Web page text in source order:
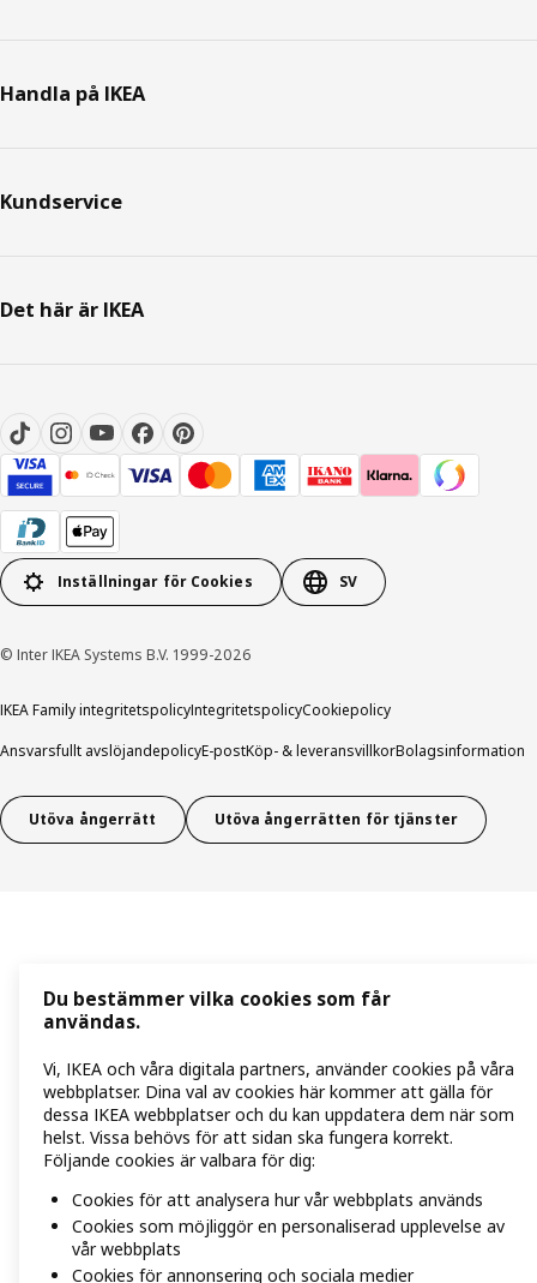
Handla på IKEA
Kundservice
Det här är IKEA
Inställningar för Cookies SV
© Inter IKEA Systems B.V. 1999-2026
IKEA Family integritetspolicyIntegritetspolicyCookiepolicy
Ansvarsfullt avslöjandepolicyE-postKöp- & leveransvillkorBolagsinformation
Utöva ångerrätt Utöva ångerrätten för tjänster
Du bestämmer vilka cookies som får
användas.
Vi, IKEA och våra digitala partners, använder cookies på våra
webbplatser. Dina val av cookies här kommer att gälla för
dessa IKEA webbplatser och du kan uppdatera dem när som
helst. Vissa behövs för att sidan ska fungera korrekt.
Följande cookies är valbara för dig:
Cookies för att analysera hur vår webbplats används
Cookies som möjliggör en personaliserad upplevelse av
vår webbplats
Cookies för annonsering och sociala medier